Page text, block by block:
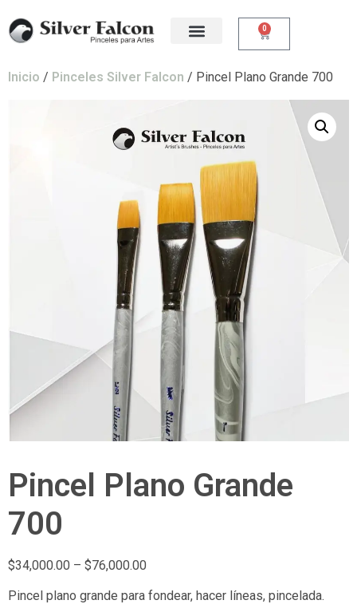
0
Inicio / Pinceles Silver Falcon / Pincel Plano Grande 700
Pincel Plano Grande
700
$34,000.00 – $76,000.00
Pincel plano grande para fondear, hacer líneas, pincelada.